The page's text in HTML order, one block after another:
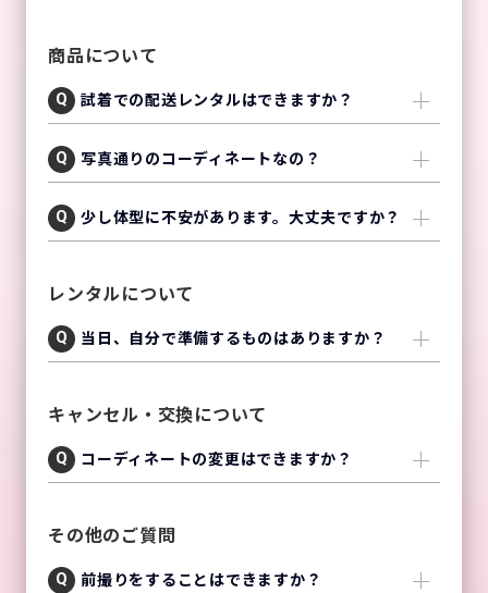
商品について
試着での配送レンタルはできますか？
写真通りのコーディネートなの？
少し体型に不安があります。大丈夫ですか？
レンタルについて
当日、自分で準備するものはありますか？
キャンセル・交換について
コーディネートの変更はできますか？
その他のご質問
前撮りをすることはできますか？